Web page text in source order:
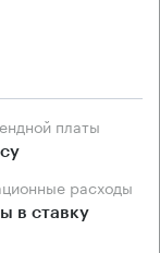
платы
расходы
в ставку